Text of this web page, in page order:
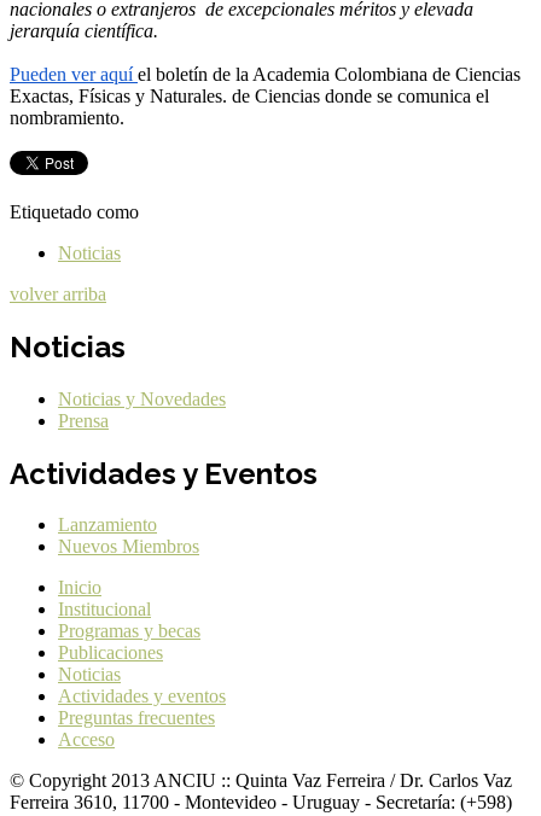
nacionales o extranjeros de excepcionales méritos y elevada
jerarquía científica.
Pueden ver aquíel boletín de la Academia Colombiana de Ciencias
Exactas, Físicas y Naturales. de Ciencias donde se comunica el
nombramiento.
Etiquetado como
Noticias
volver arriba
Noticias
Noticias y Novedades
Prensa
Actividades y Eventos
Lanzamiento
Nuevos Miembros
Inicio
Institucional
Programas y becas
Publicaciones
Noticias
Actividades y eventos
Preguntas frecuentes
Acceso
© Copyright 2013 ANCIU :: Quinta Vaz Ferreira / Dr. Carlos Vaz
Ferreira 3610, 11700 - Montevideo - Uruguay - Secretaría: (+598)